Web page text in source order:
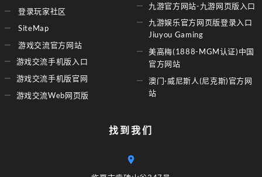
登录玩家社区
SiteMap
游戏交流官方网站
游戏交流手机版入口
游戏交流手机版官网
游戏交流Web网页版
九游官方网站-九游网页版入口
九游娱乐官方网页版登录入口
Jiuyou Gaming
美高梅(1888-MGM认证)中国
官方网站
澳门·威尼斯人(尼克斯)官方网
站
找到我们